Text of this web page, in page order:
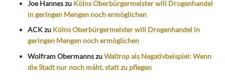
Joe Hanneszu Kölns Oberbürgermeister will Drogenhandel
in geringen Mengen noch ermöglichen
ACKzu Kölns Oberbürgermeister will Drogenhandel in
geringen Mengen noch ermöglichen
Wolfram ObermannszuWaltrop als Negativbeispiel: Wenn
die Stadt nur noch mäht, statt zu pflegen